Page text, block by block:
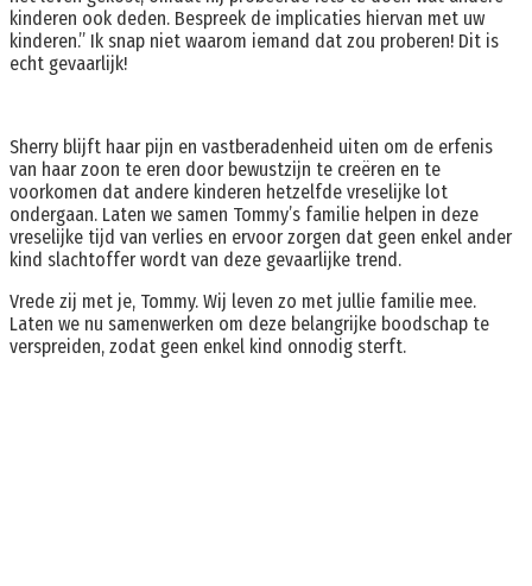
kinderen ook deden. Bespreek de implicaties hiervan met uw
kinderen.” Ik snap niet waarom iemand dat zou proberen! Dit is
echt gevaarlijk!
Sherry blijft haar pijn en vastberadenheid uiten om de erfenis
van haar zoon te eren door bewustzijn te creëren en te
voorkomen dat andere kinderen hetzelfde vreselijke lot
ondergaan. Laten we samen Tommy’s familie helpen in deze
vreselijke tijd van verlies en ervoor zorgen dat geen enkel ander
kind slachtoffer wordt van deze gevaarlijke trend.
Vrede zij met je, Tommy. Wij leven zo met jullie familie mee.
Laten we nu samenwerken om deze belangrijke boodschap te
verspreiden, zodat geen enkel kind onnodig sterft.